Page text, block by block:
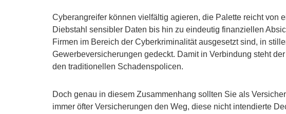
Cyberangreifer können vielfältig agieren, die Palette reicht von
Diebstahl sensibler Daten bis hin zu eindeutig finanziellen
Firmen im Bereich der Cyberkriminalität ausgesetzt sind, in
Gewerbeversicherungen gedeckt. Damit in Verbindung steht
den traditionellen Schadenspolicen.
Doch genau in diesem Zusammenhang sollten Sie als
immer öfter Versicherungen den Weg, diese nicht intendierte